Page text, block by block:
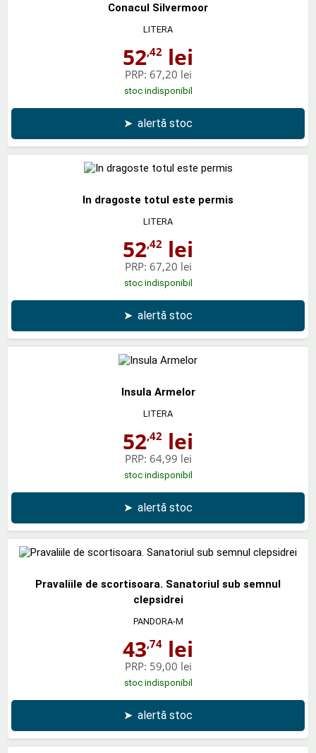
Conacul Silvermoor
LITERA
52,42 lei
PRP: 67,20 lei
stoc indisponibil
➤ alertă stoc
In dragoste totul este permis
LITERA
52,42 lei
PRP: 67,20 lei
stoc indisponibil
➤ alertă stoc
Insula Armelor
LITERA
52,42 lei
PRP: 64,99 lei
stoc indisponibil
➤ alertă stoc
Pravaliile de scortisoara. Sanatoriul sub semnul
clepsidrei
PANDORA-M
43,74 lei
PRP: 59,00 lei
stoc indisponibil
➤ alertă stoc